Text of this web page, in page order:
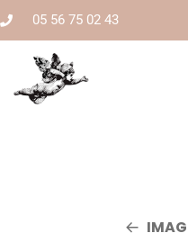
05 56 75 02 43